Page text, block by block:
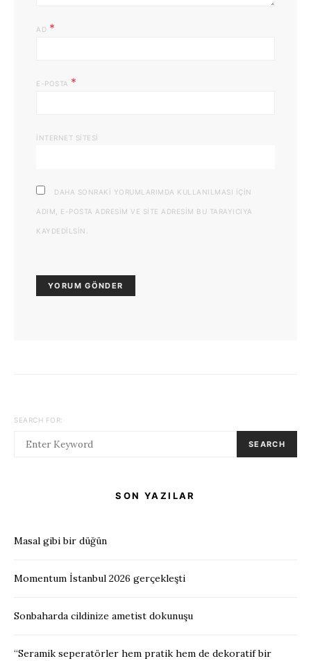
AD *
E-POSTA *
İNTERNET SITESI
DAHA SONRAKI YORUMLARIMDA KULLANILMASI IÇIN
ADIM, E-POSTA ADRESIM VE SITE ADRESIM BU TARAYICIYA
KAYDEDILSIN.
SEARCH FOR:
SEARCH
SON YAZILAR
Masal gibi bir düğün
Momentum İstanbul 2026 gerçekleşti
Sonbaharda cildinize ametist dokunuşu
“Seramik seperatörler hem pratik hem de dekoratif bir